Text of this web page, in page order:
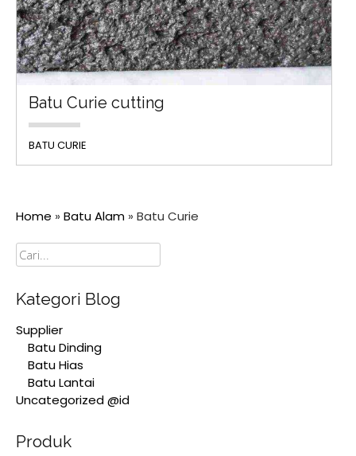
Batu Curie cutting
BATU CURIE
Home » Batu Alam » Batu Curie
Cari
Kategori Blog
Supplier
Batu Dinding
Batu Hias
Batu Lantai
Uncategorized @id
Produk